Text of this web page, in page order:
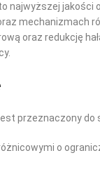
to najwyższej
mechanizmach
oraz redukcję
jest przeznaczony
o